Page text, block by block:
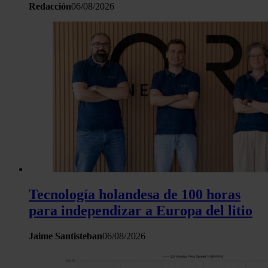
Redacción06/08/2026
Tecnología holandesa de 100 horas
para independizar a Europa del litio
Jaime Santisteban06/08/2026